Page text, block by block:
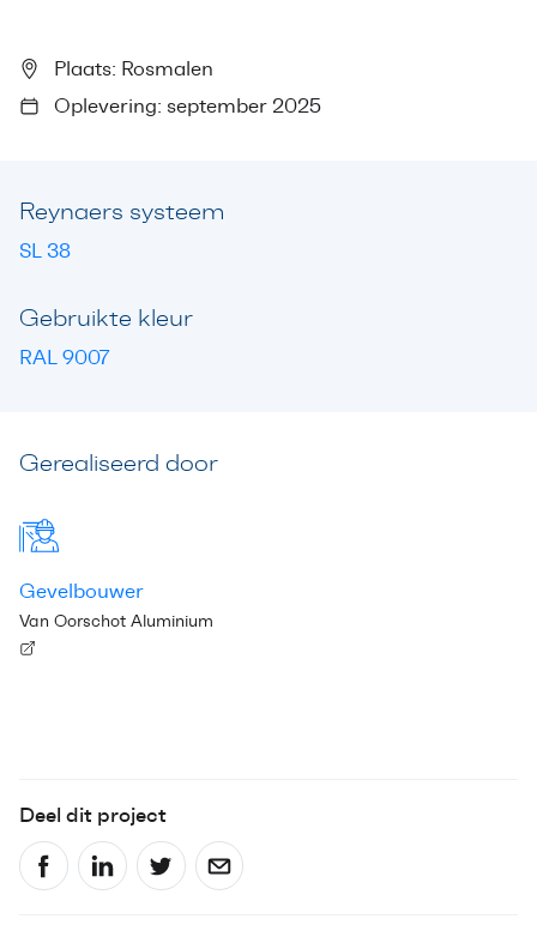
Plaats: Rosmalen
Oplevering: september 2025
Reynaers systeem
SL 38
Gebruikte kleur
RAL 9007
Gerealiseerd door
Gevelbouwer
Van Oorschot Aluminium
Deel dit project